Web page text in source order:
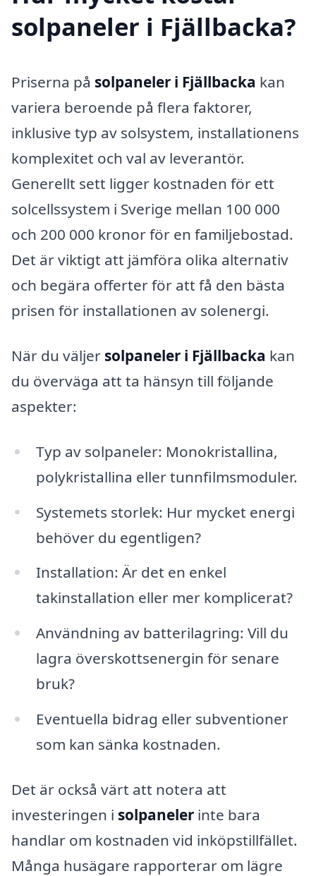
solpaneler i Fjällbacka?
Priserna på solpaneler i Fjällbacka kan
variera beroende på flera faktorer,
inklusive typ av solsystem, installationens
komplexitet och val av leverantör.
Generellt sett ligger kostnaden för ett
solcellssystem i Sverige mellan 100 000
och 200 000 kronor för en familjebostad.
Det är viktigt att jämföra olika alternativ
och begära offerter för att få den bästa
prisen för installationen av solenergi.
När du väljer solpaneler i Fjällbacka kan
du överväga att ta hänsyn till följande
aspekter:
Typ av solpaneler: Monokristallina,
polykristallina eller tunnfilmsmoduler.
Systemets storlek: Hur mycket energi
behöver du egentligen?
Installation: Är det en enkel
takinstallation eller mer komplicerat?
Användning av batterilagring: Vill du
lagra överskottsenergin för senare
bruk?
Eventuella bidrag eller subventioner
som kan sänka kostnaden.
Det är också värt att notera att
investeringen i solpaneler inte bara
handlar om kostnaden vid inköpstillfället.
Många husägare rapporterar om lägre